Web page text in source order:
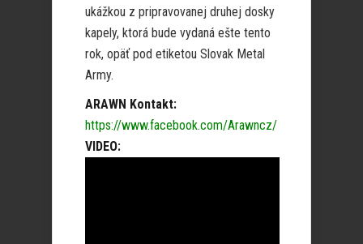
ukážkou z pripravovanej druhej dosky
kapely, ktorá bude vydaná ešte tento
rok, opäť pod etiketou Slovak Metal
Army.
ARAWN Kontakt:
https://www.facebook.com/Arawncz/
VIDEO: